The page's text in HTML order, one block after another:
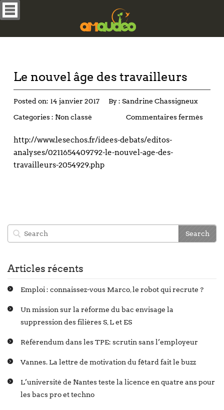
Le nouvel âge des travailleurs
Posted on: 14 janvier 2017 By : Sandrine Chassigneux
Categories : Non classé Commentaires fermés
http://www.lesechos.fr/idees-debats/editos-
analyses/0211654409792-le-nouvel-age-des-
travailleurs-2054929.php
Articles récents
Emploi : connaissez-vous Marco, le robot qui recrute ?
Un mission sur la réforme du bac envisage la
suppression des filières S, L et ES
Référendum dans les TPE: scrutin sans l’employeur
Vannes. La lettre de motivation du fêtard fait le buzz
L’université de Nantes teste la licence en quatre ans pour
les bacs pro et techno